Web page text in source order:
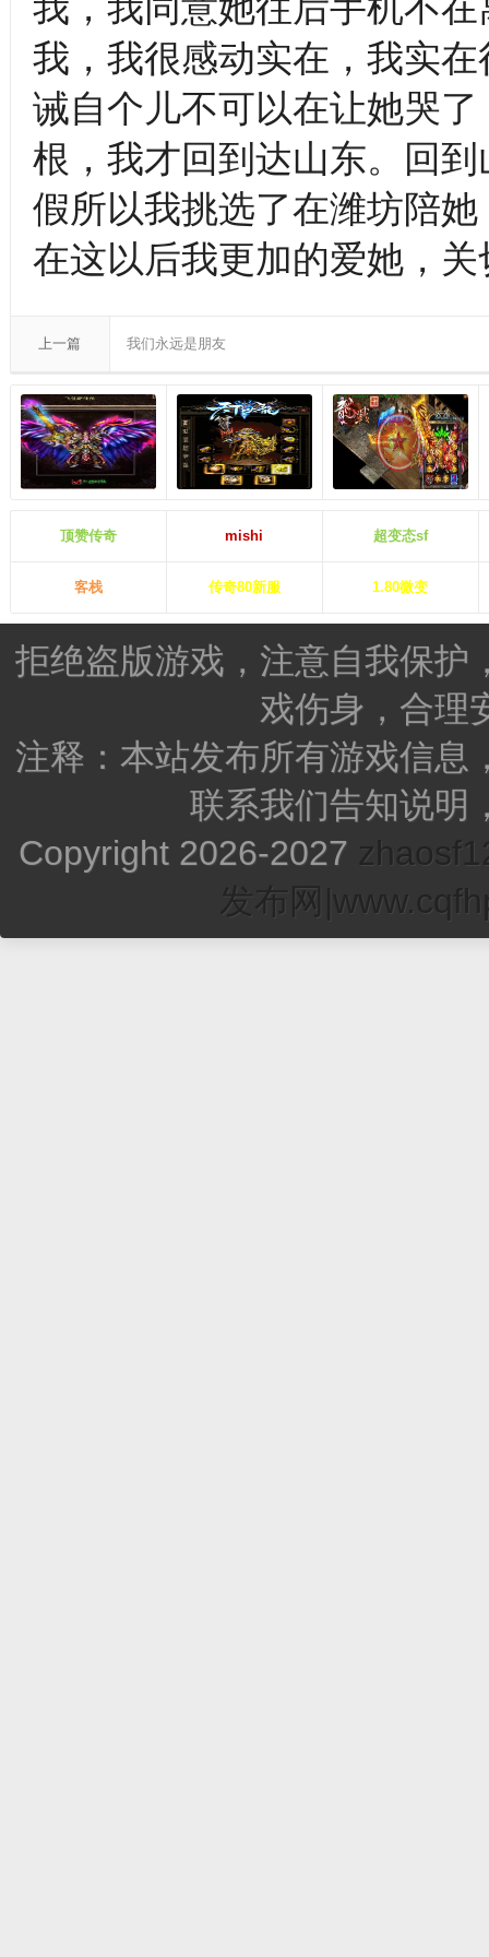
我，我很感动实在，我实
诫自个儿不可以在让她哭
根，我才回到达山东。回
假所以我挑选了在潍坊陪
在这以后我更加的爱她，
上一篇 我们永远是朋友
顶赞传奇 mishi 超变态sf
客栈 传奇80新服 1.80微变
拒绝盗版游戏，注意自我保护
戏伤身，合理
注释：本站发布所有游戏信息
联系我们告知说明
Copyright 2026-2027
发布网